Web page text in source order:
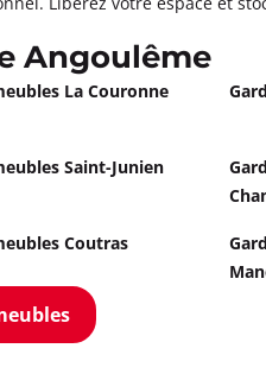
Angoulême
La Couronne
Saint-Junien
Coutras